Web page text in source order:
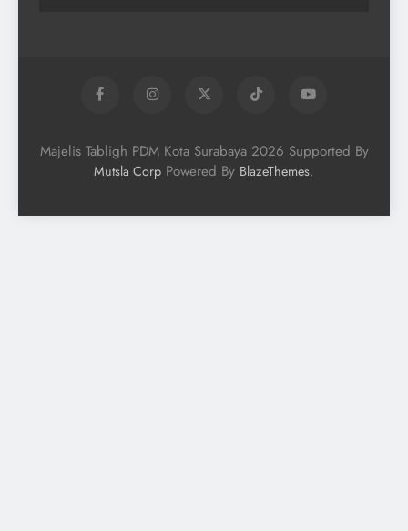
Majelis Tabligh PDM Kota Surabaya 2026 Supported By
Mutsla Corp Powered By BlazeThemes.